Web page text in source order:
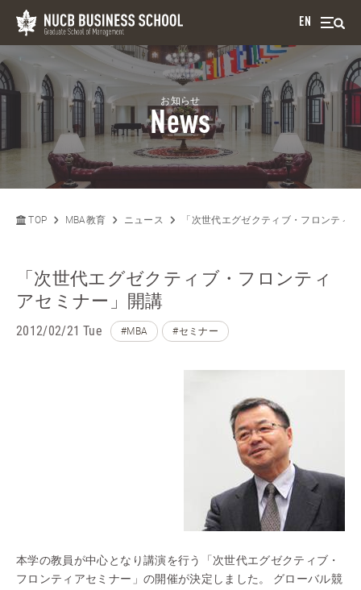
EN
お知らせ
News
TOP MBA教育 ニュース 「次世代エグゼクティブ・フロンティ
「次世代エグゼクティブ・フロンティ
アセミナー」開講
2012/02/21 Tue #MBA #セミナー
本学の教員が中心となり講演を行う「次世代エグゼクティブ・
フロンティアセミナー」の開催が決定しました。 グローバル競